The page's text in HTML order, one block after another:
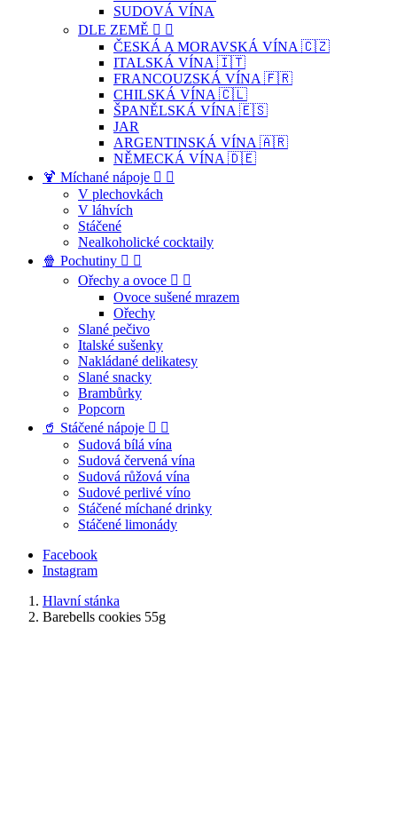
SUDOVÁ VÍNA
DLE ZEMĚ  
ČESKÁ A MORAVSKÁ VÍNA 🇨🇿
ITALSKÁ VÍNA 🇮🇹
FRANCOUZSKÁ VÍNA 🇫🇷
CHILSKÁ VÍNA 🇨🇱
ŠPANĚLSKÁ VÍNA 🇪🇸
JAR
ARGENTINSKÁ VÍNA 🇦🇷
NĚMECKÁ VÍNA 🇩🇪
🍹 Míchané nápoje  
V plechovkách
V láhvích
Stáčené
Nealkoholické cocktaily
🍿 Pochutiny  
Ořechy a ovoce  
Ovoce sušené mrazem
Ořechy
Slané pečivo
Italské sušenky
Nakládané delikatesy
Slané snacky
Brambůrky
Popcorn
🥤 Stáčené nápoje  
Sudová bílá vína
Sudová červená vína
Sudová růžová vína
Sudové perlivé víno
Stáčené míchané drinky
Stáčené limonády
Facebook
Instagram
Hlavní stánka
Barebells cookies 55g